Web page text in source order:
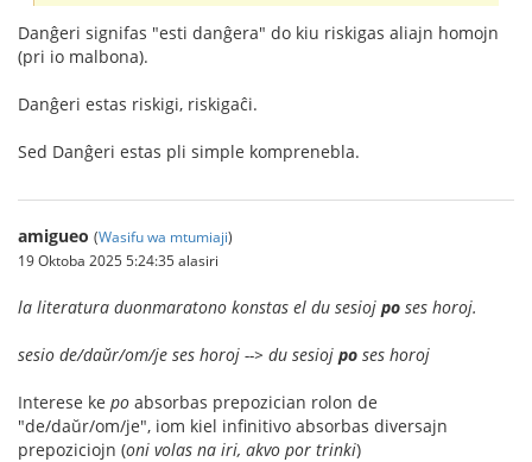
Danĝeri signifas "esti danĝera" do kiu riskigas aliajn homojn
(pri io malbona).
Danĝeri estas riskigi, riskigaĉi.
Sed Danĝeri estas pli simple komprenebla.
amigueo (Wasifu wa mtumiaji)
19 Oktoba 2025 5:24:35 alasiri
la literatura duonmaratono konstas el du sesioj po ses horoj.
sesio de/daŭr/om/je ses horoj --> du sesioj po ses horoj
Interese ke po absorbas prepozician rolon de
"de/daŭr/om/je", iom kiel infinitivo absorbas diversajn
prepoziciojn (oni volas na iri, akvo por trinki)